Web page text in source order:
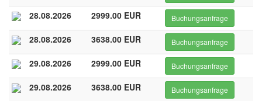
28.08.2026 2999.00 EUR Buchungsanfrage
28.08.2026 3638.00 EUR Buchungsanfrage
29.08.2026 2999.00 EUR Buchungsanfrage
29.08.2026 3638.00 EUR Buchungsanfrage